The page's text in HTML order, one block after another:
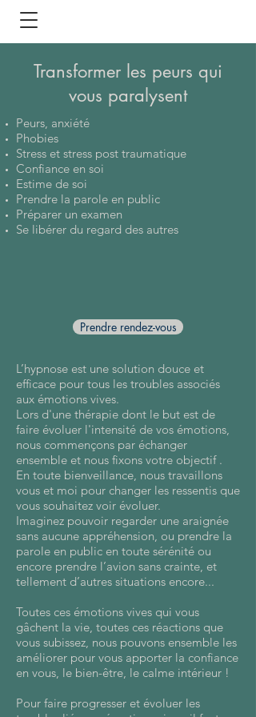
Transformer les peurs qui
vous paralysent
Peurs, anxiété
Phobies
Stress et stress post traumatique
Confiance en soi
Estime de soi
Prendre la parole en public
Préparer un examen
Se libérer du regard des autres
Prendre rendez-vous
L’hypnose est une solution douce et
efficace pour tous les troubles associés
aux émotions vives.
Lors d'une thérapie dont le but est de
faire évoluer l'intensité de vos émotions,
nous commençons par échanger
ensemble et nous fixons votre objectif .
En toute bienveillance, nous travaillons
vous et moi pour changer les ressentis que
vous souhaitez voir évoluer.
Imaginez pouvoir regarder une araignée
sans aucune appréhension, ou prendre la
parole en public en toute sérénité ou
encore prendre l’avion sans crainte, et
tellement d’autres situations encore...
Toutes ces émotions vives qui vous
gâchent la vie, toutes ces réactions que
vous subissez, nous pouvons ensemble les
améliorer pour vous apporter la confiance
en vous, le bien-être, le calme intérieur !
Pour faire progresser et évoluer les